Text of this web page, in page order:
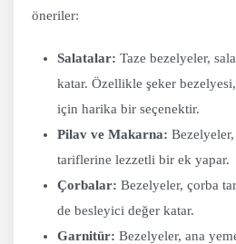
öneriler:
Salatalar: Taze bezelyeler,
katar. Özellikle şeker
için harika bir seçenektir.
Pilav ve Makarna:
tariflerine lezzetli bir ek yapar.
Çorbalar: Bezelyeler, çorba
de besleyici değer katar.
Garnitür: Bezelyeler, ana